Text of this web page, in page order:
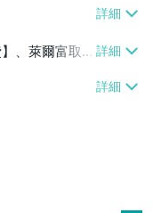
、萊爾富取